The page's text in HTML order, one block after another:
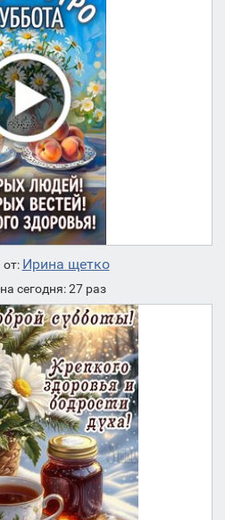
Ирина щетко
сегодня: 27 раз